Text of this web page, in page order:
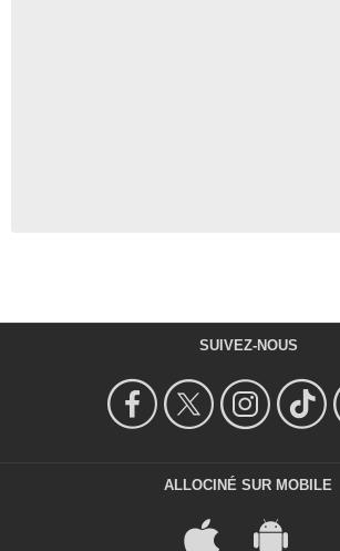
SUIVEZ-NOUS
ALLOCINÉ SUR MOBILE